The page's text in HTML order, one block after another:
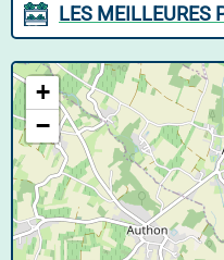
LES MEILLEURES
+
−